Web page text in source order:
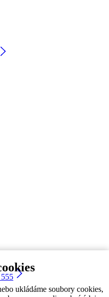
ukládáme soubory cookies,